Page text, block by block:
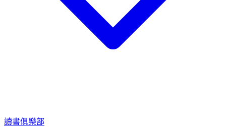
讀書俱樂部